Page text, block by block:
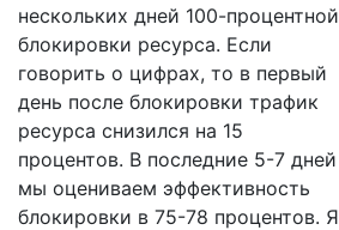
нескольких дней 100-процентной
блокировки ресурса. Если
говорить о цифрах, то в первый
день после блокировки трафик
ресурса снизился на 15
процентов. В последние 5-7 дней
мы оцениваем эффективность
блокировки в 75-78 процентов. Я